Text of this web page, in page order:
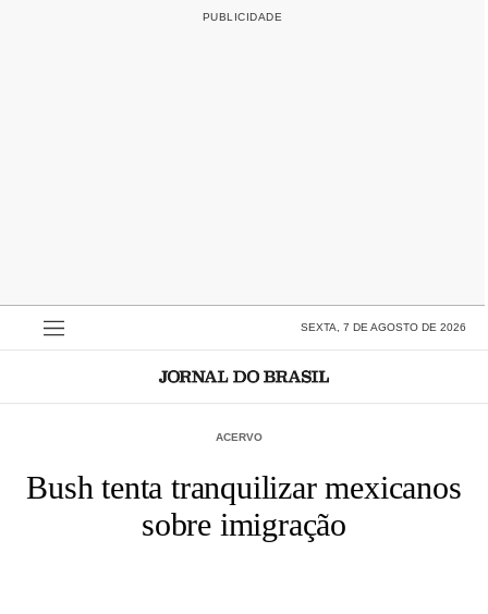
SEXTA, 7 DE AGOSTO DE 2026
ACERVO
Bush tenta tranquilizar mexicanos
sobre imigração